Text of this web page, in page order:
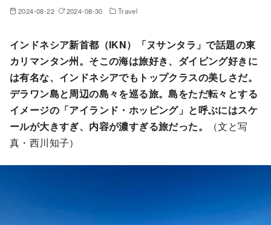
2024-08-22 2024-08-30 Travel
インドネシア新首都（IKN）「ヌサンタラ」で話題の東
カリマンタン州。そこの海は旅好き、ダイビング好きに
は有名な、インドネシアでもトップクラスの美しさだ。
デラワン島と周辺の島々を巡る旅。島をただ転々とする
イメージの「アイランド・ホッピング」と呼ぶにはスケ
ールが大きすぎ、内容が濃すぎる旅だった。
（文と写
真・西川知子）